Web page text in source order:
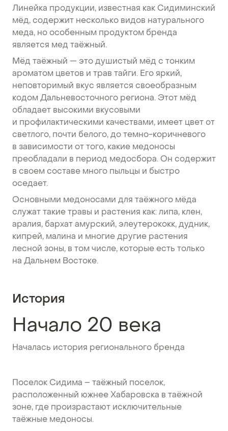
Линейка продукции, известная как Сидиминский
мёд, содержит несколько видов натурального
меда, но особенным продуктом бренда
является мед таёжный.
Мёд таёжный — это душистый мёд с тонким
ароматом цветов и трав тайги. Его яркий,
неповторимый вкус является своеобразным
кодом Дальневосточного региона. Этот мёд
обладает высокими вкусовыми
и профилактическими качествами, имеет цвет от
светлого, почти белого, до темно-коричневого
в зависимости от того, какие медоносы
преобладали в период медосбора. Он содержит
в своем составе много пыльцы и быстро
оседает.
Основными медоносами для таёжного мёда
служат такие травы и растения как: липа, клен,
аралия, бархат амурский, элеутерококк, дудник,
кипрей, малина и многие другие растения
лесной зоны, в том числе, которые есть только
на Дальнем Востоке.
История
Начало 20 века
Началась история регионального бренда
Поселок Сидима – таёжный поселок,
расположенный южнее Хабаровска в таёжной
зоне, где произрастают исключительные
таёжные медоносы.